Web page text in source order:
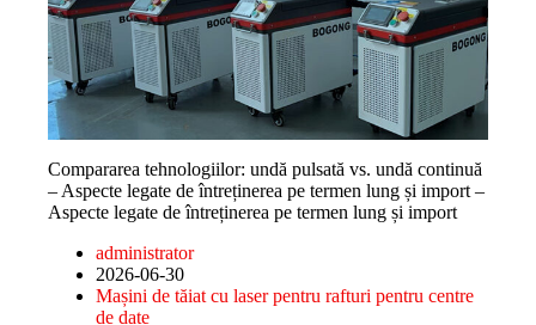
Compararea tehnologiilor: undă pulsată vs. undă continuă
– Aspecte legate de întreținerea pe termen lung și import –
Aspecte legate de întreținerea pe termen lung și import
administrator
2026-06-30
Mașini de tăiat cu laser pentru rafturi pentru centre
de date